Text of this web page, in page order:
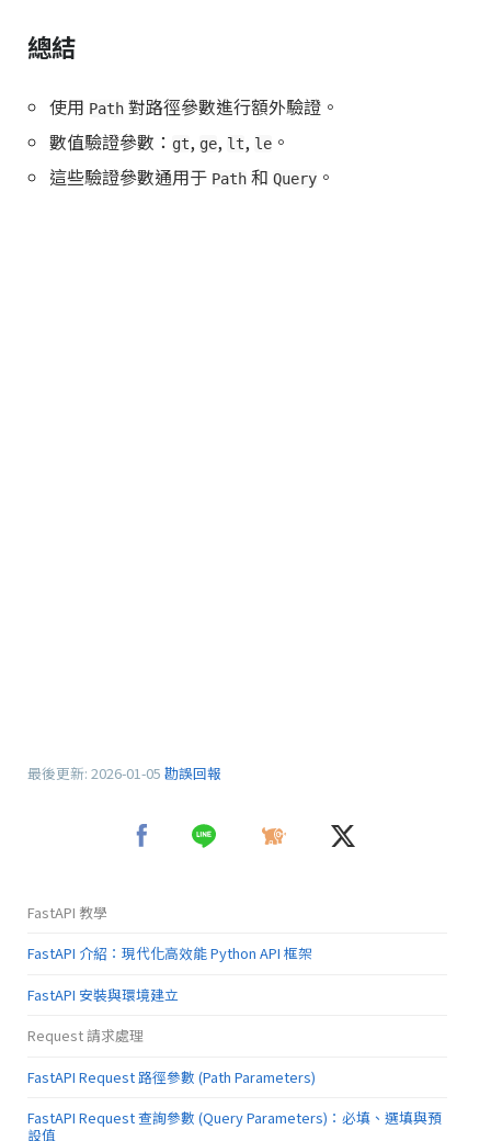
總結
使用 Path 對路徑參數進行額外驗證。
數值驗證參數： gt, ge, lt, le 。
這些驗證參數通用于 Path 和 Query 。
最後更新: 2026-01-05 勘誤回報
FastAPI 教學
FastAPI 介紹：現代化高效能 Python API 框架
FastAPI 安裝與環境建立
Request 請求處理
FastAPI Request 路徑參數 (Path Parameters)
FastAPI Request 查詢參數 (Query Parameters)：必填、選填與預
設值